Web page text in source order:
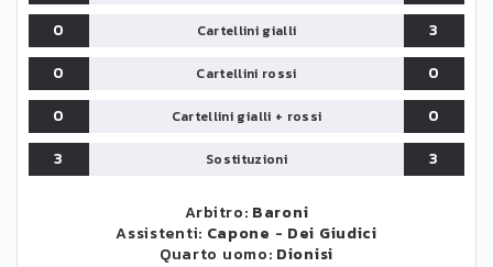
0
Cartellini gialli
3
0
Cartellini rossi
0
0
Cartellini gialli + rossi
0
3
Sostituzioni 3
Arbitro: Baroni
Assistenti: Capone - Dei Giudici
Quarto uomo: Dionisi